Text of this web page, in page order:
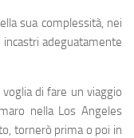
sua complessità, nei
adeguatamente
di fare un viaggio
nella Los Angeles
tornerò prima o poi in